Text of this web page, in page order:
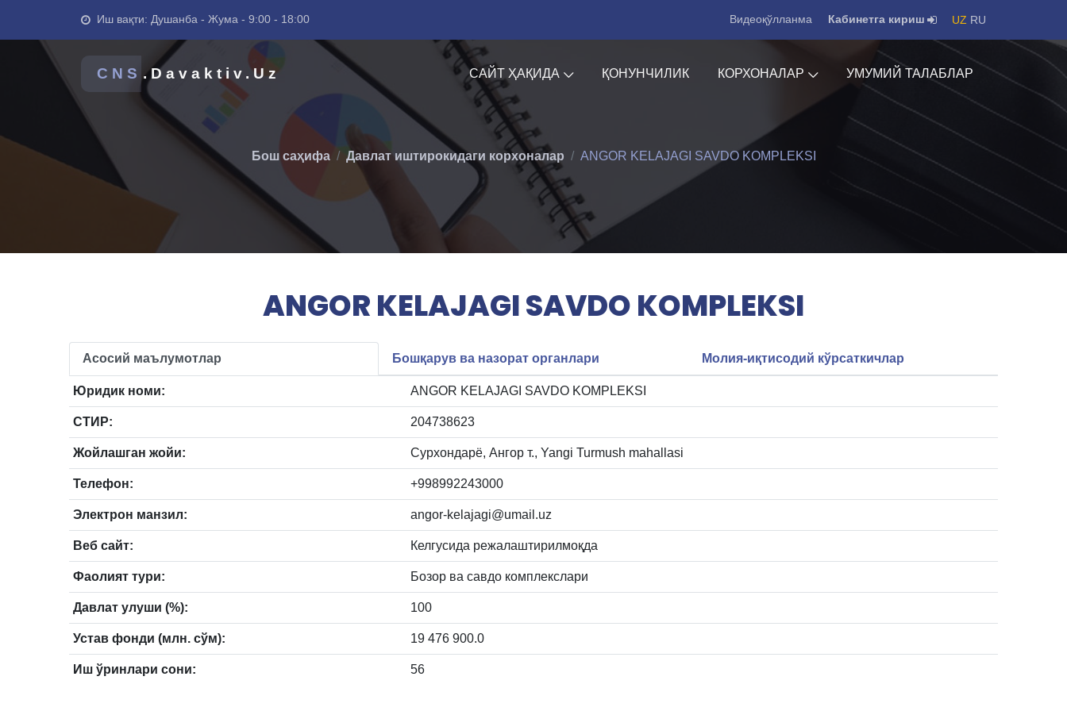
Иш вақти: Душанба - Жума - 9:00 - 18:00 Видеоқўлланма Кабинетга кириш UZ RU
CNS .Davaktiv.Uz САЙТ ҲАҚИДА ҚОНУНЧИЛИК КОРХОНАЛАР УМУМИЙ ТАЛАБЛАР
Бош саҳифа Давлат иштирокидаги корхоналар ANGOR KELAJAGI SAVDO KOMPLEKSI
ANGOR KELAJAGI SAVDO KOMPLEKSI
Асосий маълумотлар Бошқарув ва назорат органлари Молия-иқтисодий кўрсаткичлар
Юридик номи: ANGOR KELAJAGI SAVDO KOMPLEKSI
СТИР: 204738623
Жойлашган жойи: Сурхондарё, Ангор т., Yangi Turmush mahallasi
Телефон: +998992243000
Электрон манзил: angor-kelajagi@umail.uz
Веб сайт: Келгусида режалаштирилмоқда
Фаолият тури: Бозор ва савдо комплекслари
Давлат улуши (%): 100
Устав фонди (млн. сўм): 19 476 900.0
Иш ўринлари сони: 56